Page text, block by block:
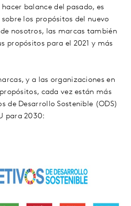
balance del pasado, es
los propósitos del nuevo
nosotros, las marcas también
propósitos para el 2021 y más
y a las organizaciones en
cada vez están más
de Desarrollo Sostenible (ODS)
para 2030: